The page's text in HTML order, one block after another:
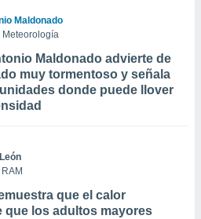
Maldonado
Meteorología
Maldonado advierte de
muy tormentoso y señala
donde puede llover
que el calor
que los adultos mayores